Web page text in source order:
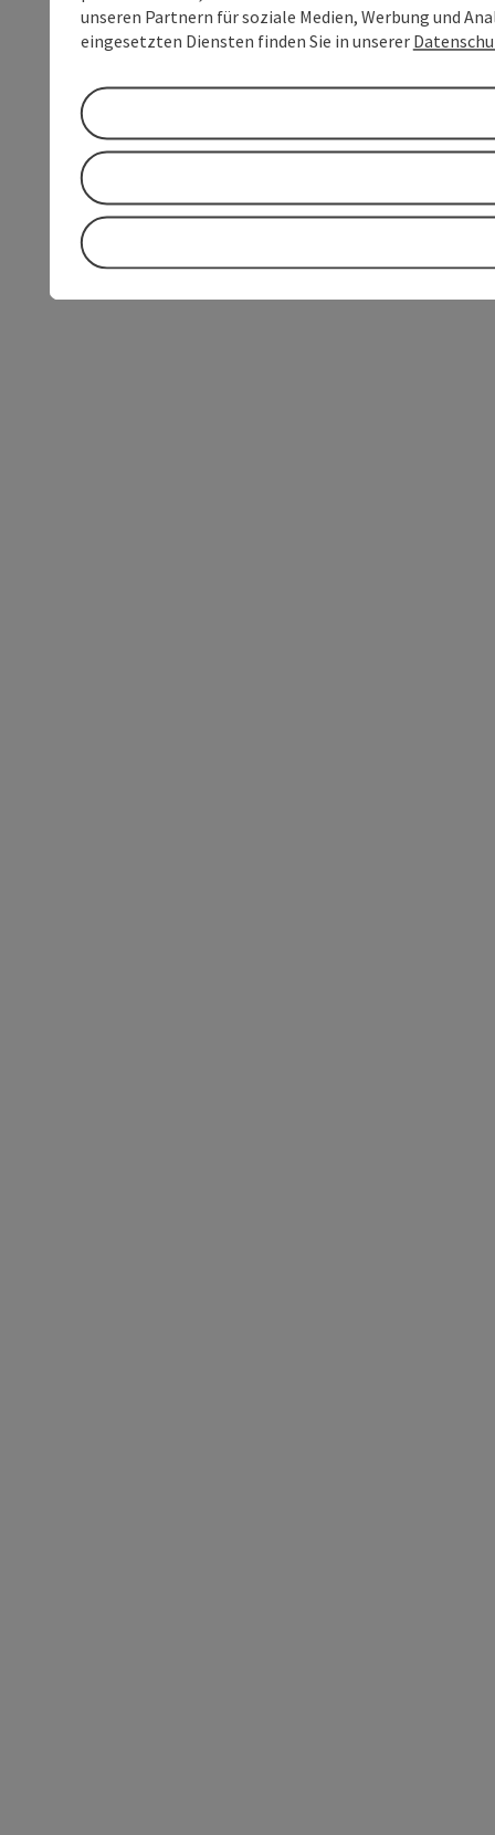
unseren Partnern für soziale Medien, Werbung und
eingesetzten Diensten finden Sie in unserer